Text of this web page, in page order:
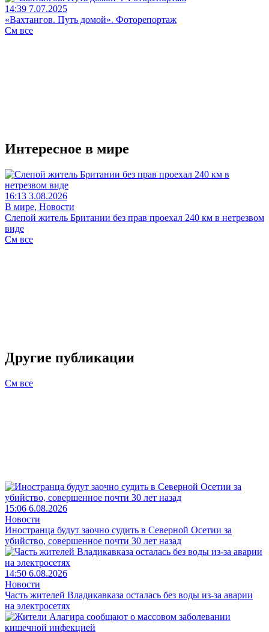
14:39 7.07.2025
«Вахтангов. Путь домой». Фоторепортаж
См все
Интересное в мире
16:13 3.08.2026
В мире, Новости
Слепой житель Британии без прав проехал 240 км в нетрезвом
виде
См все
Другие публикации
См все
15:06 6.08.2026
Новости
Иностранца будут заочно судить в Северной Осетии за
убийство, совершенное почти 30 лет назад
14:50 6.08.2026
Новости
Часть жителей Владикавказа осталась без воды из-за аварии
на электросетях